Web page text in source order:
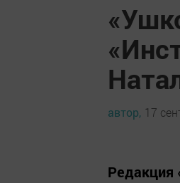
автор, 17
Редакция